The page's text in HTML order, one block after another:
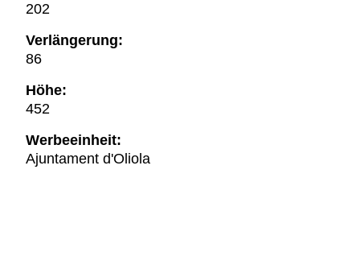
202
Verlängerung:
86
Höhe:
452
Werbeeinheit:
Ajuntament d'Oliola